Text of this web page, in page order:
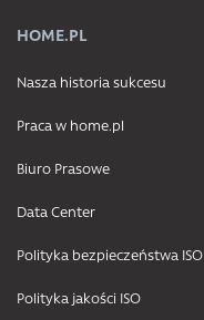
HOME.PL
Nasza historia sukcesu
Praca w home.pl
Biuro Prasowe
Data Center
Polityka bezpieczeństwa ISO
Polityka jakości ISO